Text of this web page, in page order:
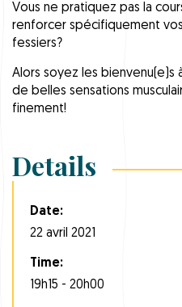
Vous ne pratiquez pas la
renforcer spécifiquement
fessiers?
Alors soyez les bienvenu(e)s
de belles sensations
finement!
Details
Date:
22 avril 2021
Time:
19h15 - 20h00